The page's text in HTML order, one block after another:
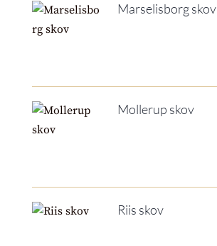
Marselisborg skov
Mollerup skov
Riis skov